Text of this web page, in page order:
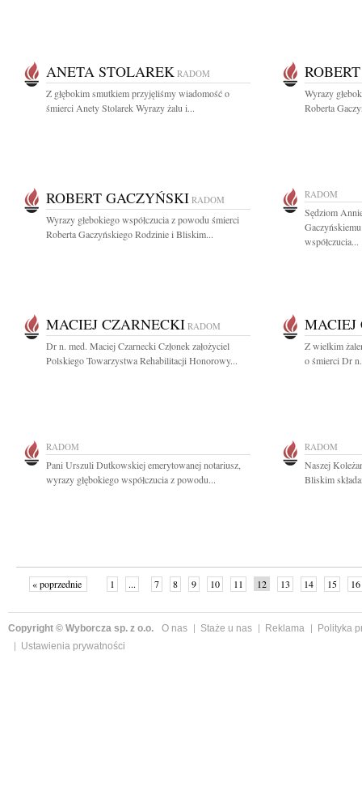
ANETA STOLAREK RADOM
Z głębokim smutkiem przyjęliśmy wiadomość o
śmierci Anety Stolarek Wyrazy żalu i...
Wyrazy
Roberta
ROBERT GACZYŃSKI RADOM
Wyrazy głebokiego współczucia z powodu śmierci
Roberta Gaczyńskiego Rodzinie i Bliskim...
RADOM
Sędziom
współczucia...
MACIEJ CZARNECKI RADOM
Dr n. med. Maciej Czarnecki Członek założyciel
Polskiego Towarzystwa Rehabilitacji Honorowy...
MACIEJ
Z wielkim
o śmierci Dr
RADOM
Pani Urszuli Dutkowskiej emerytowanej notariusz,
wyrazy głębokiego współczucia z powodu...
RADOM
Naszej
Bliskim
« poprzednie 1 ... 7 8 9 10 11 12 13 14 15 16
Copyright © Wyborcza sp. z o.o. O nas Staże u nas Reklama
Polityka
Ustawienia prywatności